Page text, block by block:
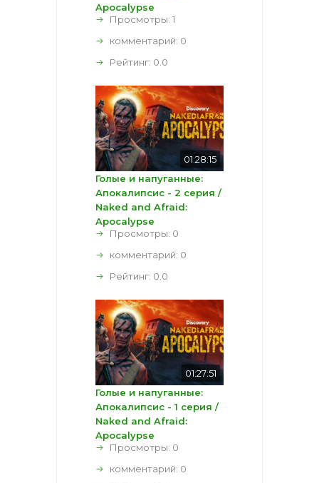
Apocalypse
Просмотры: 1
комментарий: 0
Рейтинг: 0.0
01:28:15
Голые и напуганные:
Апокалипсис - 2 серия /
Naked and Afraid:
Apocalypse
Просмотры: 0
комментарий: 0
Рейтинг: 0.0
01:27:51
Голые и напуганные:
Апокалипсис - 1 серия /
Naked and Afraid:
Apocalypse
Просмотры: 0
комментарий: 0